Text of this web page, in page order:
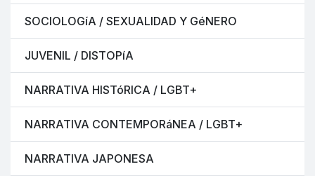
SOCIOLOGíA / SEXUALIDAD Y GéNERO
JUVENIL / DISTOPíA
NARRATIVA HISTóRICA / LGBT+
NARRATIVA CONTEMPORáNEA / LGBT+
NARRATIVA JAPONESA